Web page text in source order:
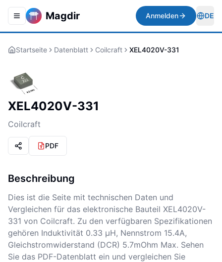
Toggle navigation menu
Magdir Anmelden DE
Startseite Datenblatt Coilcraft XEL4020V-331
XEL4020V-331
Coilcraft
PDF
Beschreibung
Dies ist die Seite mit technischen Daten und
Vergleichen für das elektronische Bauteil XEL4020V-
331 von Coilcraft. Zu den verfügbaren Spezifikationen
gehören Induktivität 0.33 µH, Nennstrom 15.4A,
Gleichstromwiderstand (DCR) 5.7mOhm Max. Sehen
Sie das PDF-Datenblatt ein und vergleichen Sie